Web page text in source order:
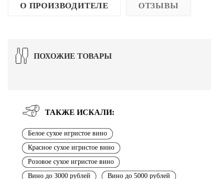
О ПРОИЗВОДИТЕЛЕ ОТЗЫВЫ
ПОХОЖИЕ ТОВАРЫ
ТАКЖЕ ИСКАЛИ:
Белое сухое игристое вино
Красное сухое игристое вино
Розовое сухое игристое вино
Вино до 3000 рублей
Вино до 5000 рублей